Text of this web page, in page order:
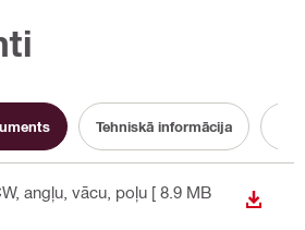
Tehniskā informācija
, angļu, vācu, poļu [ 8.9 MB